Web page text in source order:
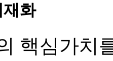
재화
핵심가치